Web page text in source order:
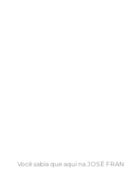
Você sabia que aqui na JOSÉ